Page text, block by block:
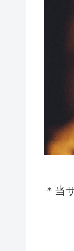
＊当